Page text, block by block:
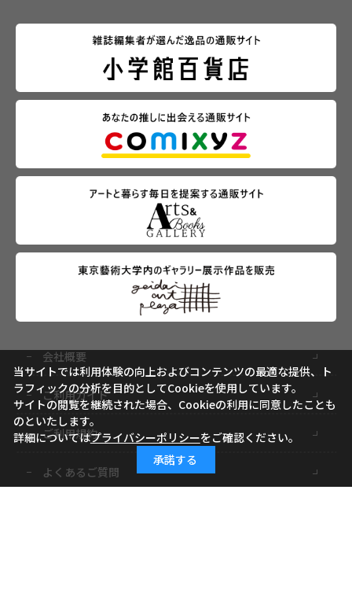
会社概要
ご利用ガイド
ご利用規約
よくあるご質問
当サイトでは利用体験の向上およびコンテンツの最適な提供、ト
ラフィックの分析を目的としてCookieを使用しています。
サイトの閲覧を継続された場合、Cookieの利用に同意したことも
のといたします。
詳細についてはプライバシーポリシーをご確認ください。
承諾する